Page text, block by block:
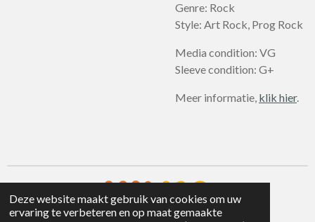
Deze website maakt gebruik van cookies om uw
ervaring te verbeteren en op maat gemaakte
Genre: Rock
Style: Art Rock, Prog Rock
Media condition: VG
Sleeve condition: G+
Meer informatie, klik hier.